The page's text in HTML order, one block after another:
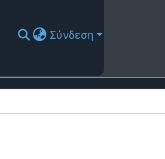
Σύνδεση